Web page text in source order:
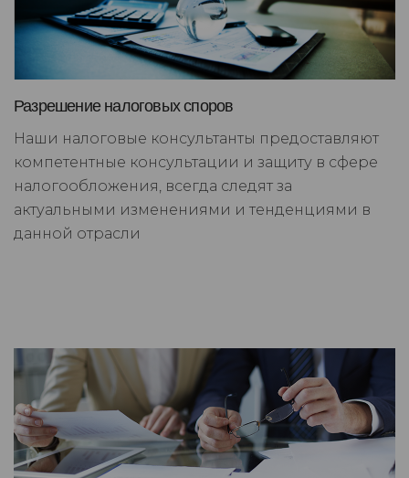
Разрешение налоговых споров
Наши налоговые консультанты предоставляют
компетентные консультации и защиту в сфере
налогообложения, всегда следят за
актуальными изменениями и тенденциями в
данной отрасли